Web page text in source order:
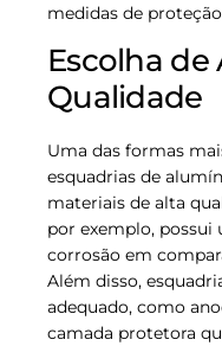
medidas de
Escolha
Qualidade
Uma das formas
esquadrias de
materiais de alta
por exemplo, possui
corrosão em
Além disso,
adequado, como
camada protetora